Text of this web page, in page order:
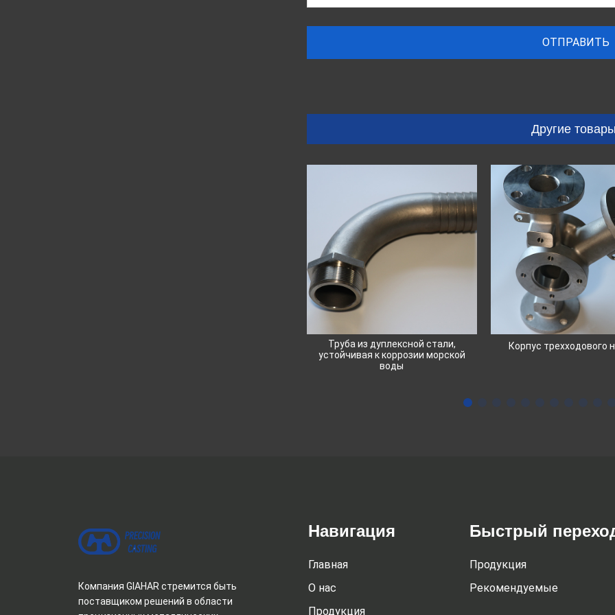
Другие
Труба из дуплексной стали,
устойчивая к коррозии морской
воды
Корпус трехходового
Компания GIAHAR стремится быть
поставщиком решений в области
Навигация
Главная
О нас
Продукция
Быстрый
Продукция
Рекомендуемые